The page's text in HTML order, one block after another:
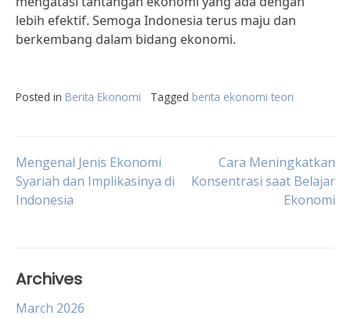
lebih efektif. Semoga Indonesia terus maju dan
berkembang dalam bidang ekonomi.
Posted in Berita Ekonomi Tagged berita ekonomi teori
Post
navigation
Mengenal Jenis Ekonomi
Syariah dan Implikasinya di
Indonesia
Cara Meningkatkan
Konsentrasi saat Belajar
Ekonomi
Archives
March 2026